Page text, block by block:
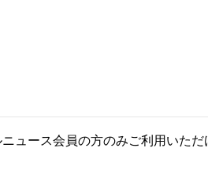
ュース会員の方のみご利用いただ